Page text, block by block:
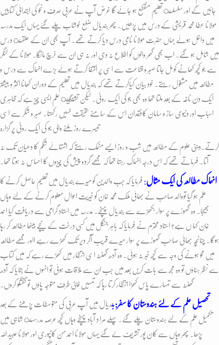
جائیں گے اور سلسلہئ تعلیم منقطع ہو جائے گا غرض آپ نے عربی صرف و نحو کی ابتدائی کتابیں
مولانا عطا محمد قریشی کے درس میں پڑھیں۔ پھر بندیال ضلع خوشاب چلے گئے یہاں ایک مدرسہ
میں داخل ہوئے جہاں حضرت مولانا نامی درس دیا کرتے تھے۔ آپ بھی ان کے حلقہئ درس
میں شامل ہو گئے۔ اب بھی گھر والوں کو اطلاع نہ دی اور نہ ہی ان سے خرچ مانگا۔ مولانا کے لنگر
سے جو کچھ کھانے کو مل جاتا صبر و قناعت سے اسی پر اکتفا کرتے ہوئے بڑے انہماک سے درس و
مطالعہ میں مشغول رہتے۔ خود بیان کیاکرتے تھے کہ بندیال میں تعلیم کے دوران کھانا اکثر و بیشتر
ایک دن ناغہ کے بعد ملتا تھا وہ بھی جو کی ایک روٹی۔ لیکن تشنگیئ علم ایسی چیز ہے کہ ظاہری
اسباب اور دنیوی ساز و سامان کافقدان اس کے سامنے حقیقت نہیں رکھتا۔ صبر و شکر سے اسی
تیسرے روز ملنے والی جو کی ایک روٹی پر گزارہ
کرتے۔دینی علوم کے مطالعہ میں شب و روز ایسے منہمک رہتے کہ اشتہائے شکم کا دھیان تک نہ
آتا۔ فرماتے تھے کہ اس درجہ انہماک رہتا تھا کہ مجھے گردو پیش کی چیزوں کا احساس نہ ہوتا تھا۔
انہماک مطالعہ کی ایک مثال: فرمایا کہ جب والدین کو میرے بندیال میں تعلیم حاصل کرنے کا
علم ہو گیا تووالد صاحب نے بھائی ملک محمد خان کو خیریت احوال معلوم کرنے کے لئے وہاں
بھیجا۔ وہ گھوڑے پر سوار بکھڑے سے بندیال پہنچے۔ مدرسہ میں استاد گرامی سے دریافت کیا احمد
خان کہا ں ہے؟ استاد محترم نے فرمایا کہ باہر جنگل میں کسی درخت کے نیچے بیٹھا مطالعہ کر رہا
ہوگا۔ چنانچہ بھائی صاحب گھوڑے پر سوار میرے قریب آکر دیر تک کھڑے رہے ااور مجھے مطالعہ
میں محو ہونے کی وجہ سے کچھ خبر نہ ہوئی۔ وہ آدھ گھنٹہ اسی انتظار میں کھڑے رہے کہ میں کتاب
سے نظر ہٹاؤں تو وہ مجھ سے بات کریں بعد میں جب ان سے ملاقات ہوئی تو انہوں نے بتایا کہ آدھ
گھنٹہ سے تمہارے پاس کھڑا انتظار کرتا رہا کہ تمہیں اپنی طرف متوجہ پاؤں تو گفتگو کروں۔
تحصیل علم کے لئے ہندوستان کا سفر:بندیال میں آپ عربی کی متوسطات پڑھنے کے بعد
تکمیل علم کے لئے ہندوستان چلے گئے۔ پہلے مرا د آباد پہنچے وہاں کچھ عرصہ مدرسہئ شاہی میں
پڑھا۔ پھر وہاں سے کان پور تشریف لے گئے یہاں مولانا احمدحسن کانپوری اور مولانا عبید اللہ